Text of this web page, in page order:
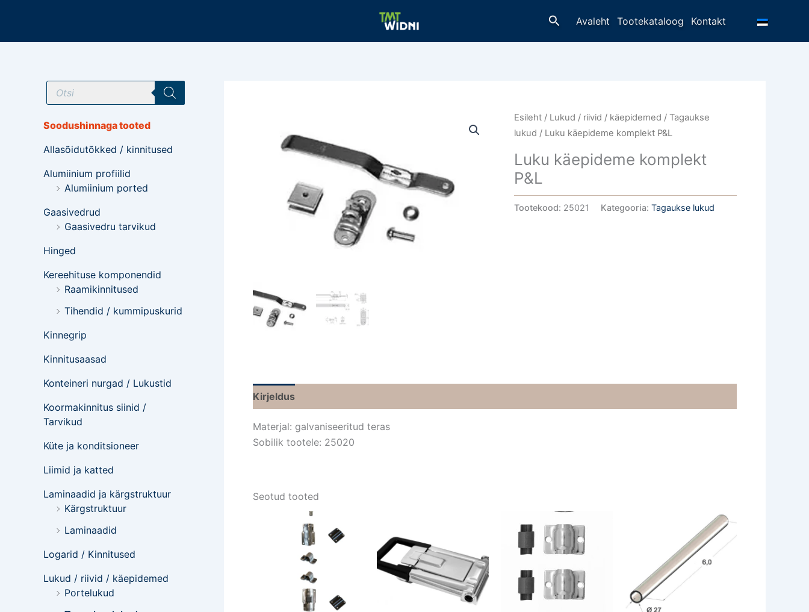
OtsingAvaleht Tootekataloog Kontakt
T
o
e
t
e
o
s
Soodushinnaga tooted
Allasõidutõkked / kinnitused
Alumiinium profiilid
Alumiinium ported
Gaasivedrud
Gaasivedru tarvikud
Hinged
Kereehituse komponendid
Raamikinnitused
Tihendid / kummipuskurid
Kinnegrip
Kinnitusaasad
Konteineri nurgad / Lukustid
Koormakinnitus siinid /
Tarvikud
Küte ja konditsioneer
Liimid ja katted
Laminaadid ja kärgstruktuur
Kärgstruktuur
Laminaadid
Logarid / Kinnitused
Lukud / riivid / käepidemed
Portelukud
Esileht / Lukud / riivid / käepidemed /Tagaukse
lukud / Luku käepideme komplekt P&L
Luku käepideme komplekt
P&L
Tootekood: 25021 Kategooria:Tagaukse lukud
Kirjeldus
Materjal: galvaniseeritud teras
Sobilik tootele: 25020
Seotud tooted